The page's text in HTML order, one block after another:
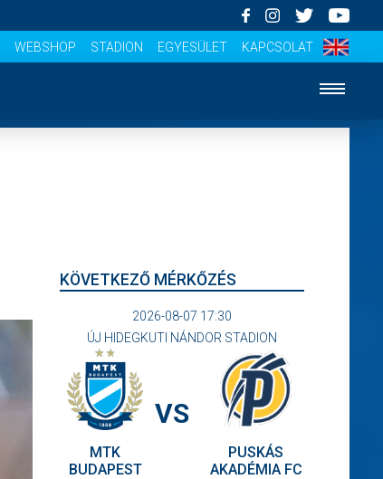
WEBSHOP STADION EGYESÜLET KAPCSOLAT
KÖVETKEZŐ MÉRKŐZÉS
2026-08-07 17:30
ÚJ HIDEGKUTI NÁNDOR STADION
MTK
BUDAPEST
VS
PUSKÁS
AKADÉMIA FC